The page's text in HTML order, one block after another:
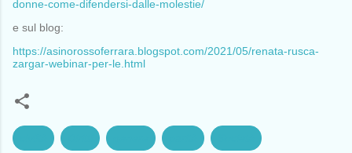
donne-come-difendersi-dalle-molestie/
e sul blog:
https://asinorossoferrara.blogspot.com/2021/05/renata-rusca-
zargar-webinar-per-le.html